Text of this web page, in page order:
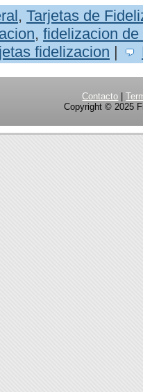
, Tarjetas de
, fidelizacion
fidelizacion |
Contacto |
Copyright © 2025